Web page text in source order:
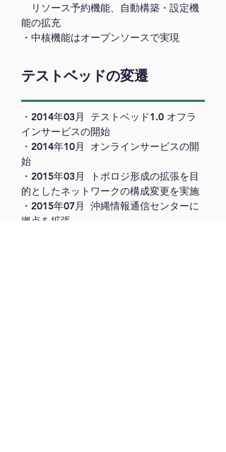
​ リソース予約機能、自動構築・設定機
能の拡充
​・中核機能はオープンソースで実現
テストベッドの変遷
・2014年03月 テストベッド1.0 オフラ
インサービスの開始
・2014年10月 オンラインサービスの開
始
・2015年03月 トポロジ形成の拡張を目
的としたネットワークの構成変更を実施
・2015年07月 沖縄情報通信センターに
拠点を拡張